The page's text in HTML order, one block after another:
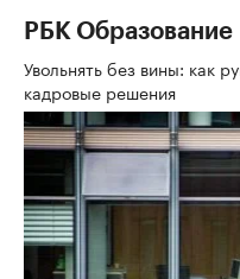
РБК Образование
Увольнять без вины: как
кадровые решения